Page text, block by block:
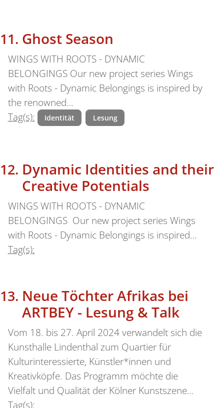
Ghost Season
WINGS WITH ROOTS - DYNAMIC
BELONGINGS Our new project series Wings
with Roots - Dynamic Belongings is inspired by
the renowned…
Tag(s):
Identität Lesung
Dynamic Identities and their
Creative Potentials
WINGS WITH ROOTS - DYNAMIC
BELONGINGS Our new project series Wings
with Roots - Dynamic Belongings is inspired…
Tag(s):
Neue Töchter Afrikas bei
ARTBEY - Lesung & Talk
Vom 18. bis 27. April 2024 verwandelt sich die
Kunsthalle Lindenthal zum Quartier für
Kulturinteressierte, Künstler*innen und
Kreativköpfe. Das Programm möchte die
Vielfalt und Qualität der Kölner Kunstszene…
Tag(s):